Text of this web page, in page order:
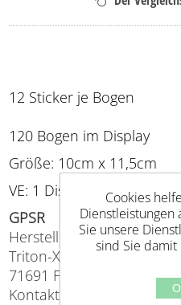
12 Sticker je Bogen
120 Bogen im Display
Größe: 10cm x 11,5cm
VE: 1 Display
GPSR
Hersteller (EU
Triton-X, Planckstr. 5,
71691 Freiberg
Kontakt: info@triton-x.de
Cookies
Dienstleistungen
Sie unsere
sind Sie damit